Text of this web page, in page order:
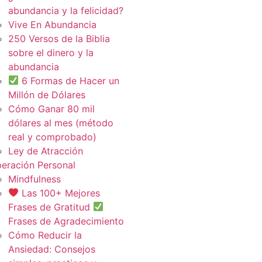
abundancia y la felicidad?
Vive En Abundancia
250 Versos de la Biblia
sobre el dinero y la
abundancia
6 Formas de Hacer un
Millón de Dólares
Cómo Ganar 80 mil
dólares al mes (método
real y comprobado)
Ley de Atracción
Personal
Mindfulness
Las 100+ Mejores
Frases de Gratitud
Frases de Agradecimiento
Cómo Reducir la
Ansiedad: Consejos